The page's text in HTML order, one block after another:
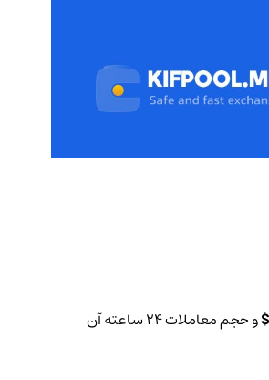
و حجم معاملات 24 ساعته آن